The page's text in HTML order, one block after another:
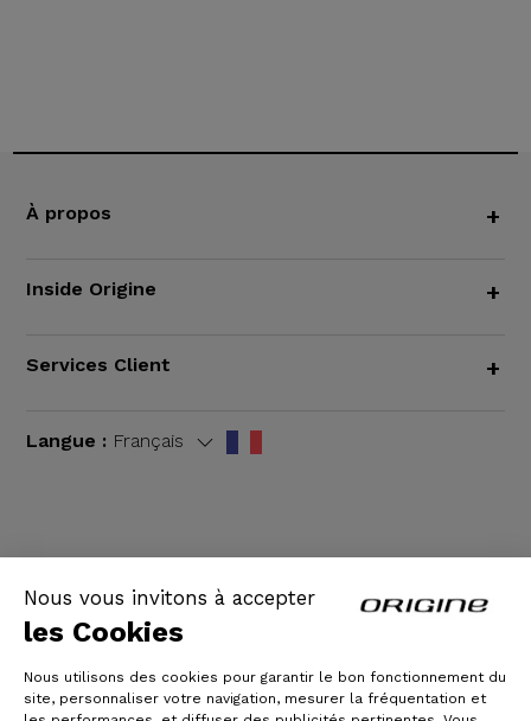
Nous vous invitons à accepter
les Cookies
Nous utilisons des cookies pour garantir le bon fonctionnement du
site, personnaliser votre navigation, mesurer la fréquentation et
À propos +
Inside Origine +
Services Client +
Langue : Français